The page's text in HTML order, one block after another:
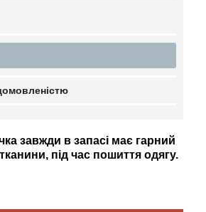
завжди в запасі має гарний
під час пошиття одягу.